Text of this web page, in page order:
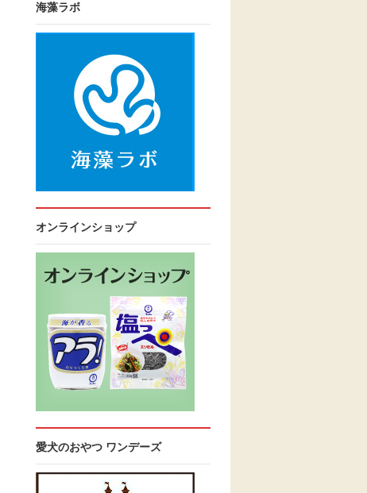
海藻ラボ
オンラインショップ
愛犬のおやつ ワンデーズ